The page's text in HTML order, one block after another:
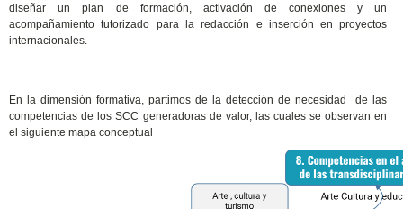
diseñar un plan de formación, activación de conexiones y un
acompañamiento tutorizado para la redacción e inserción en proyectos
internacionales.
En la dimensión formativa, partimos de la detección de necesidad de las
competencias de los SCC generadoras de valor, las cuales se observan en
el siguiente mapa conceptual